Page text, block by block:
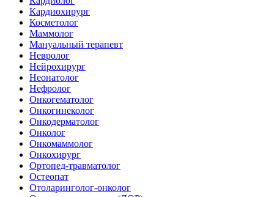
Кардиохирург
Косметолог
Маммолог
Мануальный терапевт
Невролог
Нейрохирург
Неонатолог
Нефролог
Онкогематолог
Онкогинеколог
Онкодерматолог
Онколог
Онкомаммолог
Онкохирург
Ортопед-травматолог
Остеопат
Отоларинголог-онколог